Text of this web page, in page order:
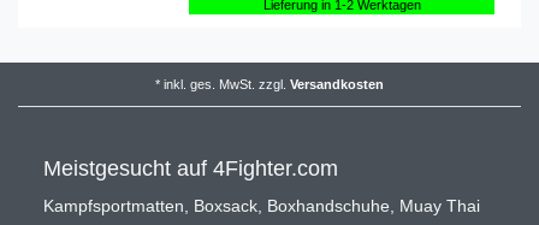
Lieferung in 1-2 Werktagen
* inkl. ges. MwSt. zzgl. Versandkosten
Meistgesucht auf 4Fighter.com
Kampfsportmatten Boxsack Boxhandschuhe
Muay Thai